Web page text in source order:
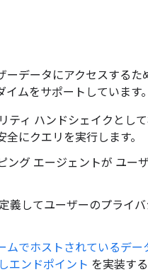
データにアクセスするた
ムをサポートしています。
ティ ハンドシェイクとし
にクエリを実行します。
ング エージェントが ユー
義してユーザーのプライ
ムでホストされているデ
エンドポイント を実装す